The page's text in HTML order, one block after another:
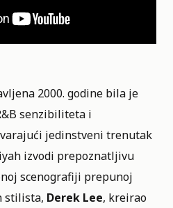
2000. godine bila je
senzibiliteta i
jedinstveni trenutak
izvodi prepoznatljivu
scenografiji prepunoj
stilista, Derek Lee, kreirao